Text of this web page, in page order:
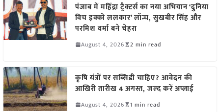
पंजाब में महिंद्रा ट्रैक्टर्स का नया अभियान ‘दुनिया
विच इक्को ललकार’ लॉन्च, सुखबीर सिंह और
परमिश वर्मा बने चेहरा
August 4, 2026 2 min read
कृषि यंत्रों पर सब्सिडी चाहिए? आवेदन की
आखिरी तारीख 4 अगस्त, जल्द करें अप्लाई
August 4, 2026 1 min read